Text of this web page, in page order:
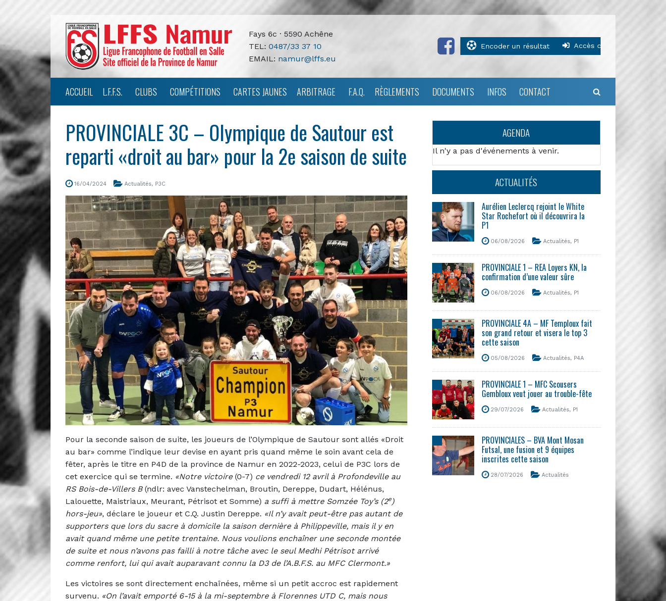
Fays 6c · 5590 Achêne
TEL: 0487/33 37 10
EMAIL: namur@lffs.eu
Encoder un résultat Accès clubs
ACCUEIL L.F.F.S. CLUBS COMPÉTITIONS CARTES JAUNES ARBITRAGE F.A.Q. RÈGLEMENTS DOCUMENTS INFOS CONTACT
PROVINCIALE 3C – Olympique de Sautour est
reparti «droit au bar» pour la 2e saison de suite
16/04/2024 Actualités, P3C
Pour la seconde saison de suite, les joueurs de l’Olympique de Sautour sont allés «Droit
au bar» comme l’indique leur devise en ayant pris quand même le soin avant cela de
fêter, après le titre en P4D de la province de Namur en 2022-2023, celui de P3C lors de
cet exercice qui se termine. «Notre victoire (0-7) ce vendredi 12 avril à Profondeville au
RS Bois-de-Villers B (ndlr: avec Vanstechelman, Broutin, Dereppe, Dudart, Hélénus,
Lalouette, Maistriaux, Meurant, Pétrisot et Somme) a suffi à mettre Somzée Toy’s (2e)
hors-jeu», déclare le joueur et C.Q. Justin Dereppe. «Il n’y avait peut-être pas autant de
supporters que lors du sacre à domicile la saison dernière à Philippeville, mais il y en
avait quand même une petite trentaine. Nous voulions enchaîner une seconde montée
de suite et nous n’avons pas failli à notre tâche avec le seul Medhi Pétrisot arrivé
comme renfort, lui qui avait auparavant connu la D3 de l’A.B.F.S. au MFC Clermont.»
Les victoires se sont directement enchaînées, même si un petit accroc est rapidement
survenu. «On l’avait emporté 6-15 à la mi-septembre à Florennes UTD C, mais nous
AGENDA
Il n'y a pas d'événements à venir.
ACTUALITÉS
Aurélien Leclercq rejoint le White
Star Rochefort où il découvrira la
P1
06/08/2026 Actualités, P1
PROVINCIALE 1 – REA Loyers KN, la
confirmation d’une valeur sûre
06/08/2026 Actualités, P1
PROVINCIALE 4A – MF Temploux fait
son grand retour et visera le top 3
cette saison
05/08/2026 Actualités, P4A
PROVINCIALE 1 – MFC Scousers
Gembloux veut jouer au trouble-fête
29/07/2026 Actualités, P1
PROVINCIALES – BVA Mont Mosan
Futsal, une fusion et 9 équipes
inscrites cette saison
28/07/2026 Actualités